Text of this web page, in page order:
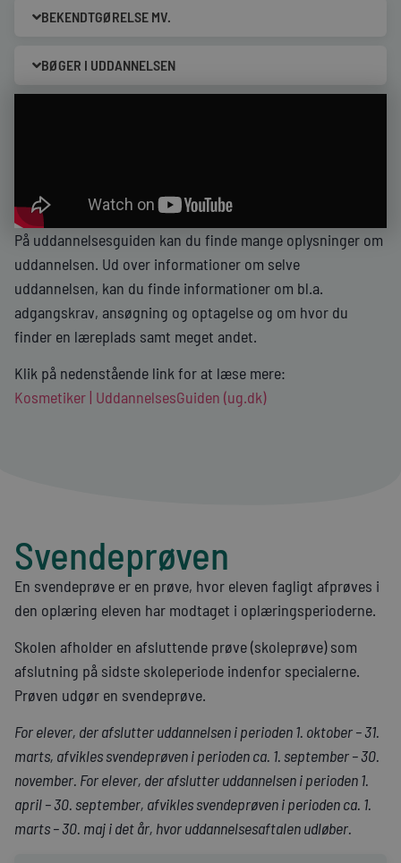
BEKENDTGØRELSE MV.
BØGER I UDDANNELSEN
På uddannelsesguiden kan du finde mange oplysninger om
uddannelsen. Ud over informationer om selve
uddannelsen, kan du finde informationer om bl.a.
adgangskrav, ansøgning og optagelse og om hvor du
finder en læreplads samt meget andet.
Klik på nedenstående link for at læse mere:
Kosmetiker | UddannelsesGuiden (ug.dk)
Svendeprøven
En svendeprøve er en prøve, hvor eleven fagligt afprøves i
den oplæring eleven har modtaget i oplæringsperioderne.
Skolen afholder en afsluttende prøve (skoleprøve) som
afslutning på sidste skoleperiode indenfor specialerne.
Prøven udgør en svendeprøve.
For elever, der afslutter uddannelsen i perioden 1. oktober – 31.
marts, afvikles svendeprøven i perioden ca. 1. september – 30.
november. For elever, der afslutter uddannelsen i perioden 1.
april – 30. september, afvikles svendeprøven i perioden ca. 1.
marts – 30. maj i det år, hvor uddannelsesaftalen udløber.